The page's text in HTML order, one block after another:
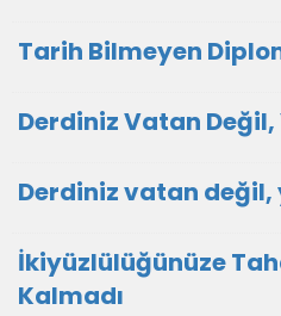
Tarih Bilmeyen
Derdiniz Vatan Değil,
Derdiniz vatan değil,
İkiyüzlülüğünüze
Kalmadı